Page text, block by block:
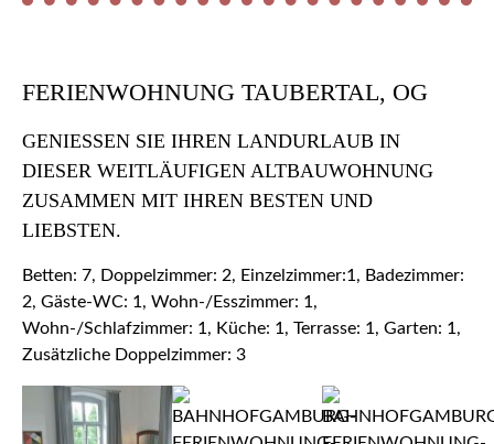
FERIENWOHNUNG TAUBERTAL, OG
GENIESSEN SIE IHREN LANDURLAUB IN D
IESER WEITLÄUFIGEN ALTBAUWOHNUNG Z
USAMMEN MIT IHREN BESTEN UND L
IEBSTEN.
Betten: 7, Doppelzimmer: 2, Einzelzimmer:1, Badezimmer:
2, Gäste-WC: 1, Wohn-/Esszimmer: 1,
Wohn-/Schlafzimmer: 1, Küche: 1, Terrasse: 1, Garten: 1,
Zusätzliche Doppelzimmer: 3